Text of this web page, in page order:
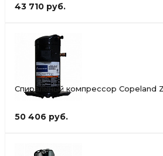
43 710 руб.
Спиральный компрессор Copeland
50 406 руб.